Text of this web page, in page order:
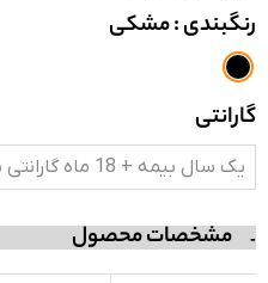
رنگبندی: مشکی
گارانتی
یک سال بیمه + 18 ماه گارانتی شرکتی
مشخصات محصول